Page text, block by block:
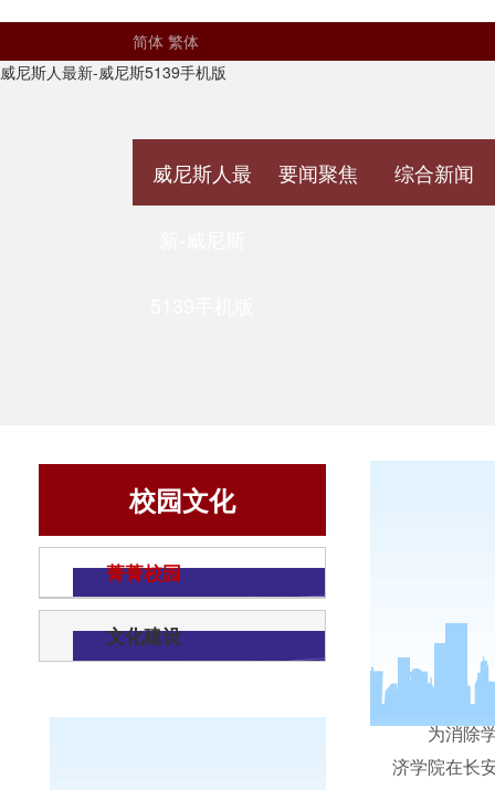
简体 繁体
威尼斯人最新-威尼斯5139手机版
威尼斯人最 要闻聚焦 综合新闻
校园文化
菁菁校园
文化建设
为消除
济学院在长